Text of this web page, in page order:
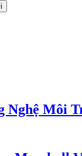
Nghệ Môi